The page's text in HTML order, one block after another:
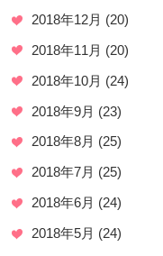
2018年12月 (20)
2018年11月 (20)
2018年10月 (24)
2018年9月 (23)
2018年8月 (25)
2018年7月 (25)
2018年6月 (24)
2018年5月 (24)